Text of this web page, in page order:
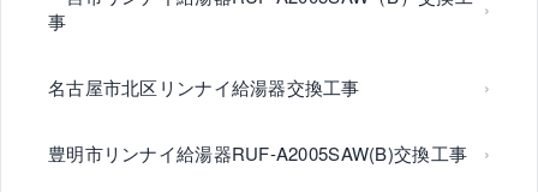
事
名古屋市北区リンナイ給湯器交換工事
豊明市リンナイ給湯器RUF-A2005SAW(B)交換工事